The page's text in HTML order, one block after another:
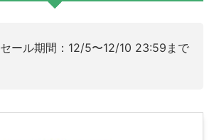
セール期間：12/5〜12/10 23:59まで